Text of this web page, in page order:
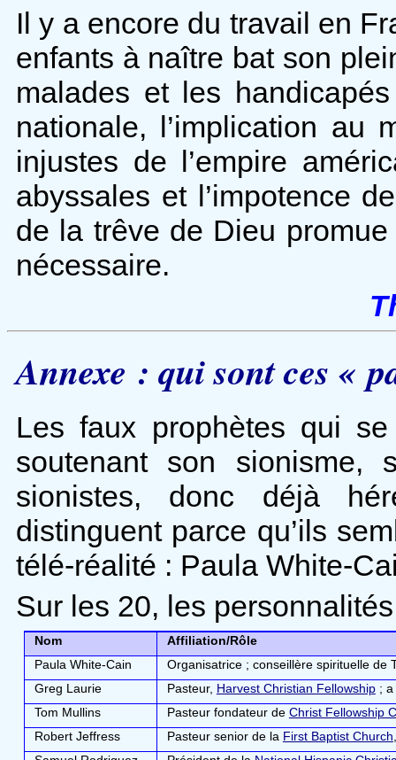
Il y a encore du travail en
enfants à naître bat son
malades et les
nationale, l’implication au
injustes de l’empire
abyssales et l’impotence
de la trêve de Dieu
nécessaire.
Annexe : qui sont ces «
Les faux prophètes qui
soutenant son sionisme,
sionistes, donc déjà
distinguent parce qu’ils
télé-réalité : Paula White-
Sur les 20, les
Nom
Affiliation/Rôle
Paula White-Cain
Organisatrice ; conseillère spirituelle de
Greg Laurie
Pasteur, Harvest Christian Fellowship; a
Tom Mullins
Pasteur fondateur de Christ Fellowship
Robert Jeffress
Pasteur senior de la First Baptist Church